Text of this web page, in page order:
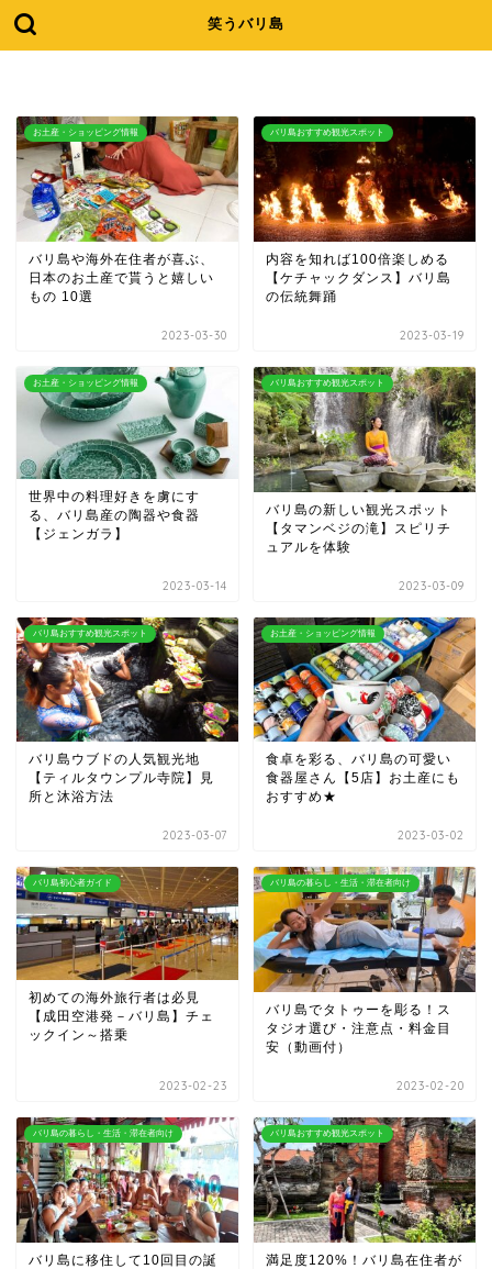
笑うバリ島
お土産・ショッピング情報
バリ島や海外在住者が喜ぶ、
日本のお土産で貰うと嬉しい
もの 10選
2023-03-30
バリ島おすすめ観光スポット
内容を知れば100倍楽しめる
【ケチャックダンス】バリ島
の伝統舞踊
2023-03-19
お土産・ショッピング情報
世界中の料理好きを虜にす
る、バリ島産の陶器や食器
【ジェンガラ】
2023-03-14
バリ島おすすめ観光スポット
バリ島の新しい観光スポット
【タマンベジの滝】スピリチ
ュアルを体験
2023-03-09
バリ島おすすめ観光スポット
バリ島ウブドの人気観光地
【ティルタウンプル寺院】見
所と沐浴方法
2023-03-07
お土産・ショッピング情報
食卓を彩る、バリ島の可愛い
食器屋さん【5店】お土産にも
おすすめ★
2023-03-02
バリ島初心者ガイド
初めての海外旅行者は必見
【成田空港発－バリ島】チェ
ックイン～搭乗
2023-02-23
バリ島の暮らし・生活・滞在者向け
バリ島でタトゥーを彫る！ス
タジオ選び・注意点・料金目
安（動画付）
2023-02-20
バリ島の暮らし・生活・滞在者向け
バリ島に移住して10回目の誕
バリ島おすすめ観光スポット
満足度120%！バリ島在住者が